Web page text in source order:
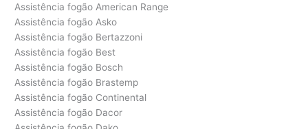
Assistência fogão American Range
Assistência fogão Asko
Assistência fogão Bertazzoni
Assistência fogão Best
Assistência fogão Bosch
Assistência fogão Brastemp
Assistência fogão Continental
Assistência fogão Dacor